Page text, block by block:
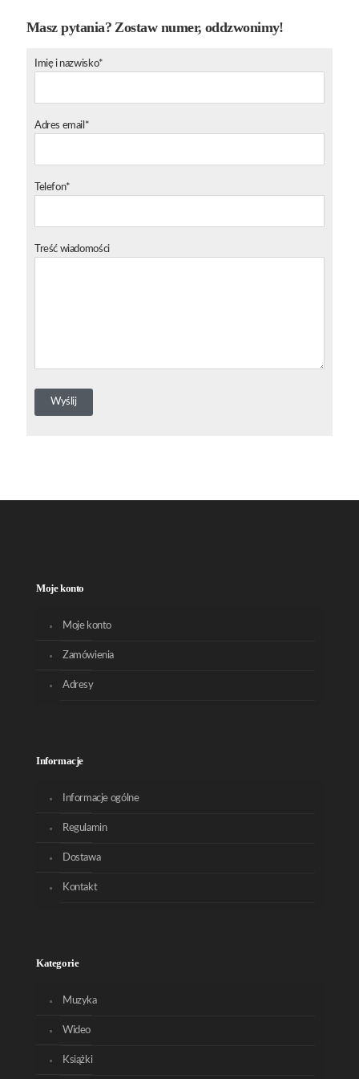
Masz pytania? Zostaw numer, oddzwonimy!
Imię i nazwisko*
Adres email*
Telefon*
Treść wiadomości
Moje konto
Moje konto
Zamówienia
Adresy
Informacje
Informacje ogólne
Regulamin
Dostawa
Kontakt
Kategorie
Muzyka
Wideo
Książki